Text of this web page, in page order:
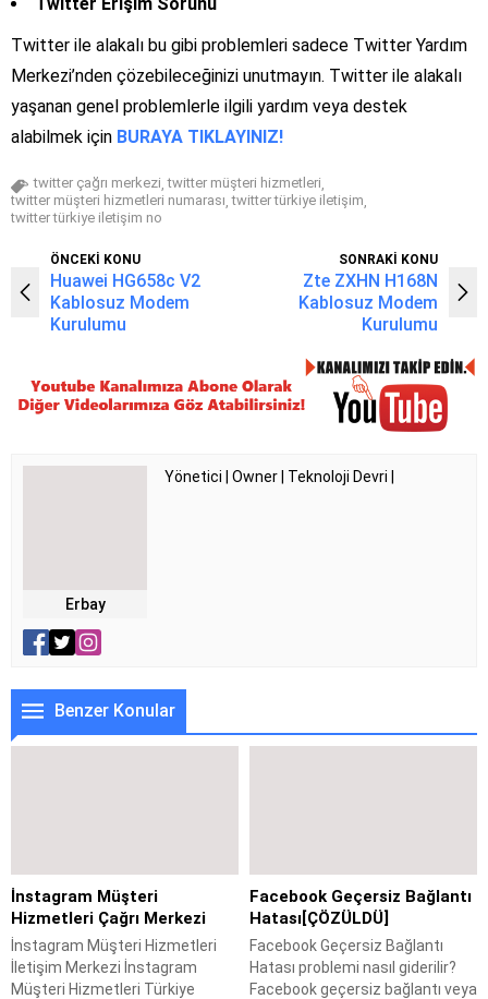
Twitter ile alakalı bu gibi problemleri sadece Twitter Yardım
Merkezi’nden çözebileceğinizi unutmayın. Twitter ile alakalı
yaşanan genel problemlerle ilgili yardım veya destek
alabilmek için BURAYA TIKLAYINIZ!
twitter çağrı merkezi ,twitter müşteri hizmetleri
twitter müşteri hizmetleri numarası ,twitter türkiye iletişim
twitter türkiye iletişim no
ÖNCEKİ KONU
Huawei HG658c V2
Kablosuz Modem
Kurulumu
SONRAKİ KONU
Zte ZXHN H168N
Kablosuz Modem
Kurulumu
Erbay
Yönetici | Owner | Teknoloji Devri |
Benzer Konular
İnstagram Müşteri
Hizmetleri Çağrı Merkezi
İnstagram Müşteri Hizmetleri
İletişim Merkezi İnstagram
Müşteri Hizmetleri Türkiye
Facebook Geçersiz Bağlantı
Hatası[ÇÖZÜLDÜ]
Facebook Geçersiz Bağlantı
Hatası problemi nasıl giderilir?
Facebook geçersiz bağlantı veya